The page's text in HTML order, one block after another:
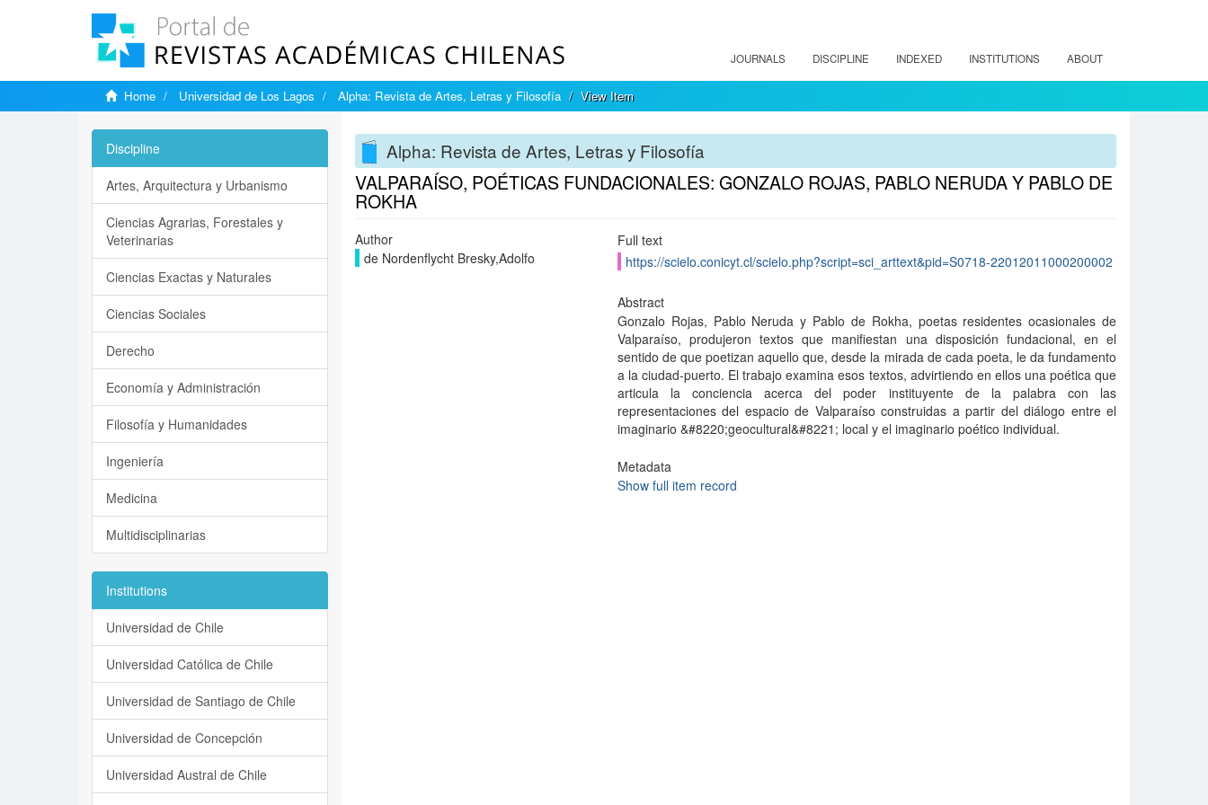
JOURNALS DISCIPLINE INDEXED INSTITUTIONS ABOUT
Home Universidad de Los Lagos Alpha: Revista de Artes, Letras y Filosofía View Item
Alpha: Revista de Artes, Letras y Filosofía
VALPARAÍSO, POÉTICAS FUNDACIONALES: GONZALO ROJAS, PABLO NERUDA Y PABLO DE
ROKHA
Author
de Nordenflycht Bresky,Adolfo
Full text
https://scielo.conicyt.cl/scielo.php?script=sci_arttext&pid=S0718-22012011000200002
Abstract
Gonzalo Rojas, Pablo Neruda y Pablo de Rokha, poetas residentes ocasionales de
Valparaíso, produjeron textos que manifiestan una disposición fundacional, en el
sentido de que poetizan aquello que, desde la mirada de cada poeta, le da fundamento
a la ciudad-puerto. El trabajo examina esos textos, advirtiendo en ellos una poética que
articula la conciencia acerca del poder instituyente de la palabra con las
representaciones del espacio de Valparaíso construidas a partir del diálogo entre el
imaginario &#8220;geocultural&#8221; local y el imaginario poético individual.
Metadata
Show full item record
Discipline
Artes, Arquitectura y Urbanismo
Ciencias Agrarias, Forestales y
Veterinarias
Ciencias Exactas y Naturales
Ciencias Sociales
Derecho
Economía y Administración
Filosofía y Humanidades
Ingeniería
Medicina
Multidisciplinarias
Institutions
Universidad de Chile
Universidad Católica de Chile
Universidad de Santiago de Chile
Universidad de Concepción
Universidad Austral de Chile